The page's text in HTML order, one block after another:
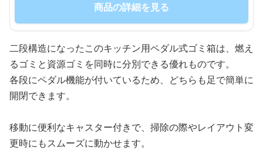
商品の詳細を見る
二段構造になったこのキッチン用ペダル式ゴミ箱は、燃え
るゴミと資源ゴミを同時に分別できる優れものです。
各段にペダル機能が付いているため、どちらも足で簡単に
開閉できます。
移動に便利なキャスター付きで、掃除の際やレイアウト変
更時にもスムーズに動かせます。